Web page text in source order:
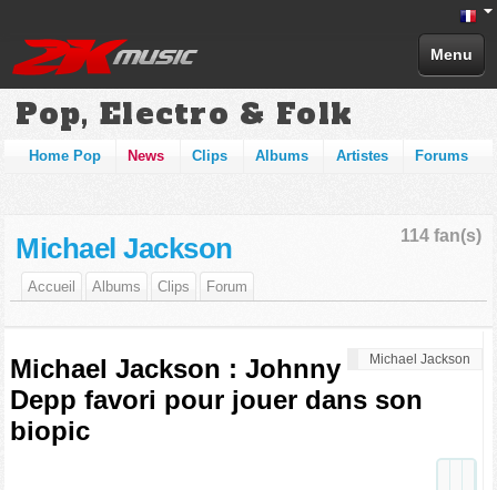
Menu
Pop, Electro & Folk
Home Pop News Clips Albums Artistes Forums
114 fan(s)
Michael Jackson
Accueil Albums Clips Forum
Michael Jackson
Michael Jackson : Johnny
Depp favori pour jouer dans son
biopic